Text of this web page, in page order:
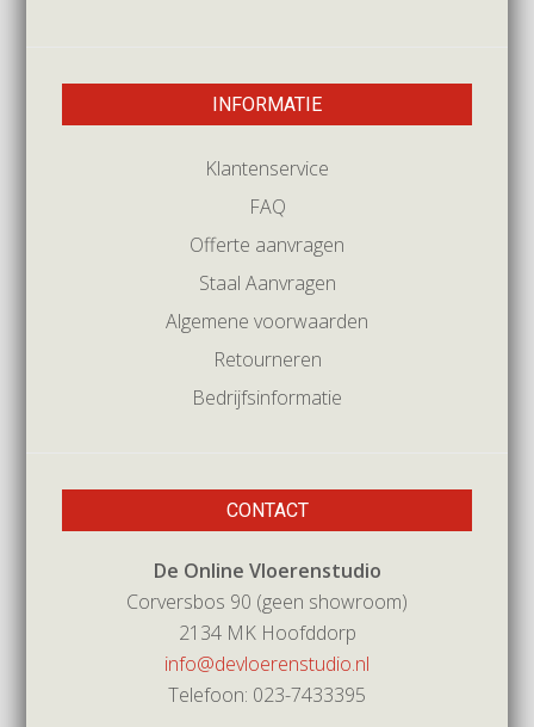
INFORMATIE
Klantenservice
FAQ
Offerte aanvragen
Staal Aanvragen
Algemene voorwaarden
Retourneren
Bedrijfsinformatie
CONTACT
De Online Vloerenstudio
Corversbos 90 (geen showroom)
2134 MK Hoofddorp
info@devloerenstudio.nl
Telefoon: 023-7433395